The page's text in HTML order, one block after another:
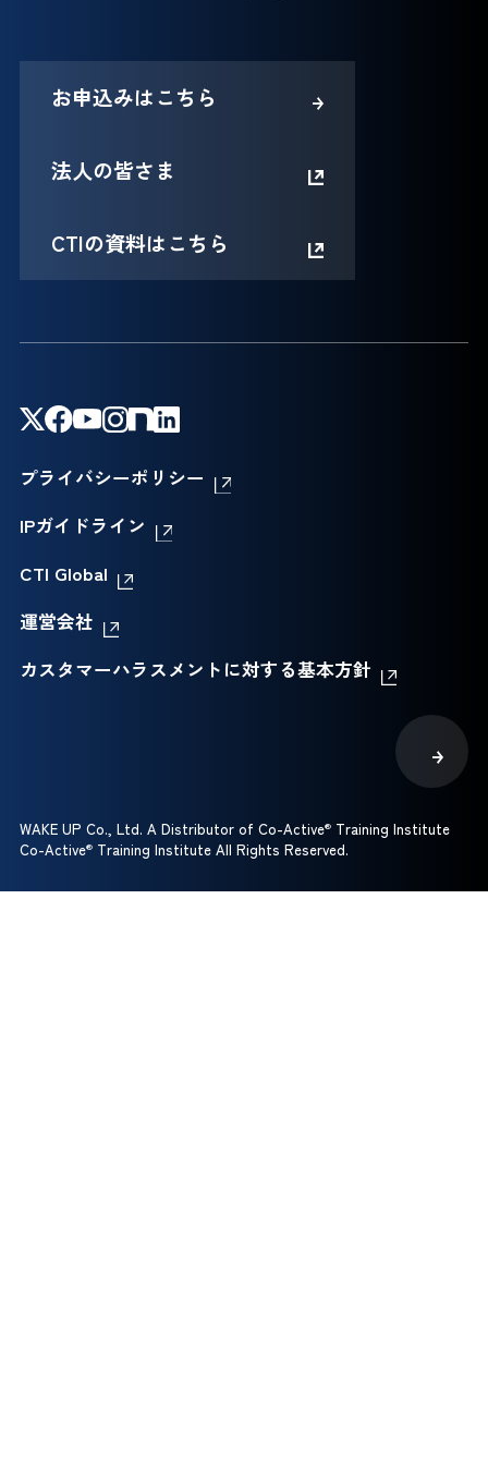
お申込みはこちら
法人の皆さま
CTIの資料はこちら
プライバシーポリシー
IPガイドライン
CTI Global
運営会社
カスタマーハラスメントに対する基本方針
WAKE UP Co., Ltd. A Distributor of Co-Active®Training Institute
Co-Active®Training Institute All Rights Reserved.